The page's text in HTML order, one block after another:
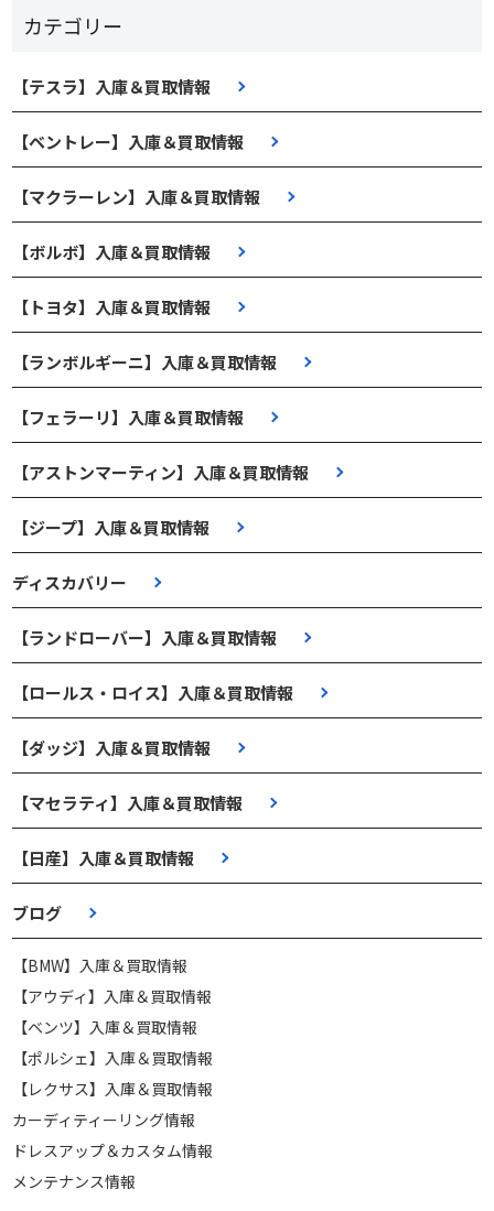
カテゴリー
【テスラ】入庫＆買取情報
【ベントレー】入庫＆買取情報
【マクラーレン】入庫＆買取情報
【ボルボ】入庫＆買取情報
【トヨタ】入庫＆買取情報
【ランボルギーニ】入庫＆買取情報
【フェラーリ】入庫＆買取情報
【アストンマーティン】入庫＆買取情報
【ジープ】入庫＆買取情報
ディスカバリー
【ランドローバー】入庫＆買取情報
【ロールス・ロイス】入庫＆買取情報
【ダッジ】入庫＆買取情報
【マセラティ】入庫＆買取情報
【日産】入庫＆買取情報
ブログ
【BMW】入庫＆買取情報
【アウディ】入庫＆買取情報
【ベンツ】入庫＆買取情報
【ポルシェ】入庫＆買取情報
【レクサス】入庫＆買取情報
カーディティーリング情報
ドレスアップ＆カスタム情報
メンテナンス情報